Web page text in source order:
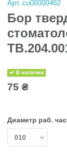
Арт. cu00000462
Бор
В наличии
75 ₴
Диаметр раб.